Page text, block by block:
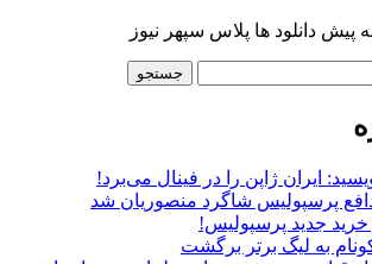
ایران ژاپن را در فینال می‌برد!
پرسپولیس شاگرد منصوریان شد
خرید جدید پرسپولیس!
به لیگ برتر برگشت